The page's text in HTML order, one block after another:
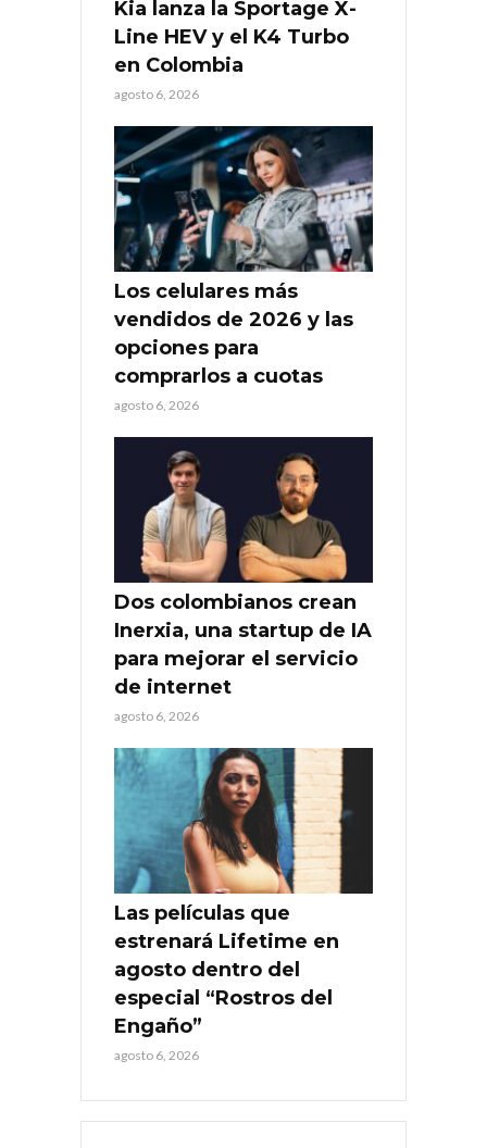
Kia lanza la Sportage X-
Line HEV y el K4 Turbo
en Colombia
agosto 6, 2026
Los celulares más
vendidos de 2026 y las
opciones para
comprarlos a cuotas
agosto 6, 2026
Dos colombianos crean
Inerxia, una startup de IA
para mejorar el servicio
de internet
agosto 6, 2026
Las películas que
estrenará Lifetime en
agosto dentro del
especial “Rostros del
Engaño”
agosto 6, 2026